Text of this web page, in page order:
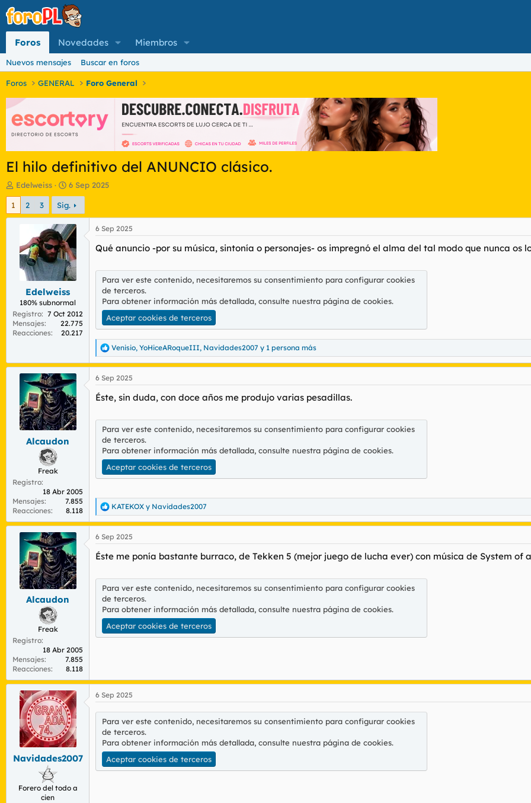
Foros Novedades Miembros
Nuevos mensajes Buscar en foros
Foros GENERAL Foro General
El hilo definitivo del ANUNCIO clásico.
I
n
c
d
o
t
e
m
Edelweiss
F
e
c
h
a
d
e
i
n
i
c
i
o
6 Sep 2025
1 2 3 Sig.
Edelweiss
180% subnormal
Registro
7 Oct 2012
Mensajes
22.775
Reacciones
20.217
6 Sep 2025
Qué anuncio -por su música, sintonía o personajes- os impregnó el alma del tal modo que nunca os
Para ver este contenido, necesitaremos su consentimiento para configurar cookies
de terceros.
Para obtener información más detallada, consulte nuestra página de cookies.
Aceptar cookies de terceros
R
e
a
c
i
n
e
Venisio, YoHiceARoqueIII, Navidades2007 y 1 persona más
Alcaudon
Freak
Registro
18 Abr 2005
Mensajes
7.855
Reacciones
8.118
6 Sep 2025
Éste, sin duda, con doce años me produjo varias pesadillas.
Para ver este contenido, necesitaremos su consentimiento para configurar cookies
de terceros.
Para obtener información más detallada, consulte nuestra página de cookies.
Aceptar cookies de terceros
R
e
a
c
i
n
e
KATEKOX y Navidades2007
Alcaudon
Freak
Registro
18 Abr 2005
Mensajes
7.855
Reacciones
8.118
6 Sep 2025
Éste me ponía bastante burraco, de Tekken 5 (mejor juego de lucha ever) con música de System of
Para ver este contenido, necesitaremos su consentimiento para configurar cookies
de terceros.
Para obtener información más detallada, consulte nuestra página de cookies.
Aceptar cookies de terceros
Navidades2007
Forero del todo a
cien
6 Sep 2025
Para ver este contenido, necesitaremos su consentimiento para configurar cookies
de terceros.
Para obtener información más detallada, consulte nuestra página de cookies.
Aceptar cookies de terceros